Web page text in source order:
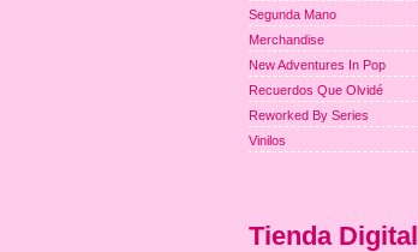
Segunda Mano
Merchandise
New Adventures In Pop
Recuerdos Que Olvidé
Reworked By Series
Vinilos
Tienda Digital